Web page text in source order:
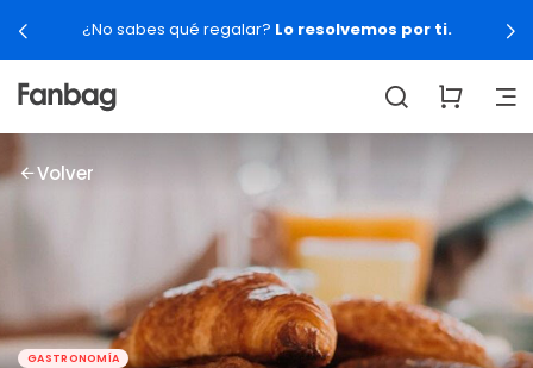
¿No sabes qué regalar? Lo resolvemos por ti.
Volver
GASTRONOMÍA